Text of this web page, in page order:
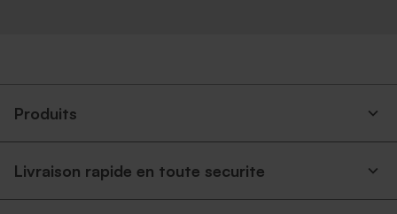
Produits
Livraison rapide en toute securite